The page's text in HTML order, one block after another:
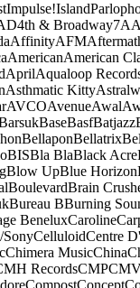
Impulse!Island
4th & Broadway7A
AffinityAFM
AmericanAmerican
AprilAqualoop
Asthmatic Kitty
AVCOAvenueAwal
BaseBasfBatjazz
BellaponBellatrix
BISBla BlaBlack Acre
Blow UpBlue Horizon
BoulevardBrain
Bureau BBurning
BeneluxCaroline
SonyCelluloidCentre
Chimera MusicChina
RecordsCMP